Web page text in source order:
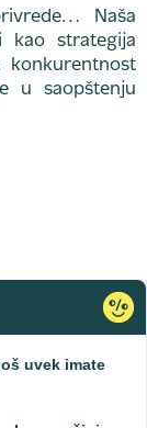
Naša
kao strategija
konkurentnost
u saopštenju
uvek imate